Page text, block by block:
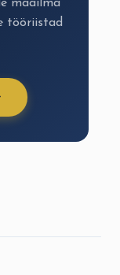
maailma
tööriistad